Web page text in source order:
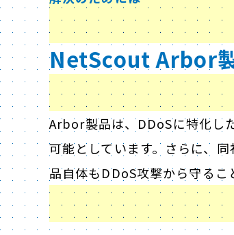
NetScout Arbor
Arbor製品は、DDoSに特化し
可能としています。さらに、
品自体もDDoS攻撃から守るこ